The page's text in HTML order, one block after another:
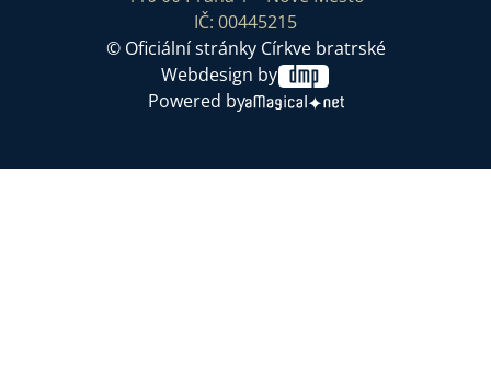
IČ: 00445215
© Oficiální stránky Církve bratrské
Webdesign by
Powered by